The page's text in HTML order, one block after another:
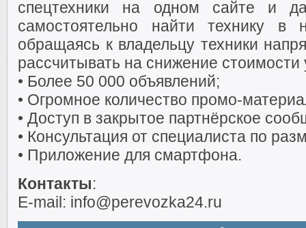
спецтехники на одном сайте и
самостоятельно найти технику
обращаясь к владельцу техники
рассчитывать на снижение стоимости
• Более 50 000 объявлений;
• Огромное количество промо-
• Доступ в закрытое партнёрское
• Консультация от специалиста по
• Приложение для смартфона.
Контакты:
E-mail: info@perevozka24.ru